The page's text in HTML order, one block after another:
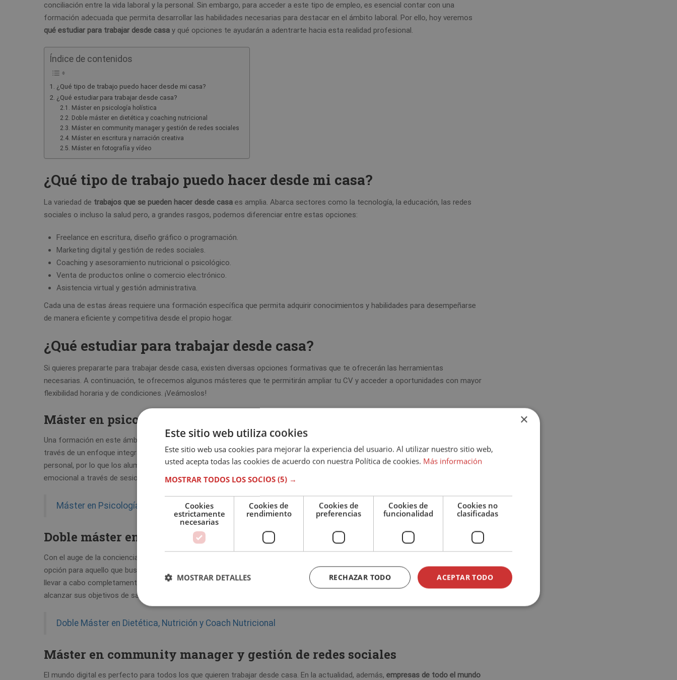
conciliación entre la vida laboral y la personal. Sin embargo, para acceder a este tipo de empleo, es esencial contar con una
formación adecuada que permita desarrollar las habilidades necesarias para destacar en el ámbito laboral. Por ello, hoy veremos
qué estudiar para trabajar desde casa y qué opciones te ayudarán a adentrarte hacia esta realidad profesional.
Índice de contenidos
¿Qué tipo de trabajo puedo hacer desde mi casa?
¿Qué estudiar para trabajar desde casa?
Máster en psicología holística
Doble máster en dietética y coaching nutricional
Máster en community manager y gestión de redes sociales
Máster en escritura y narración creativa
Máster en fotografía y vídeo
¿Qué tipo de trabajo puedo hacer desde mi casa?
La variedad de trabajos que se pueden hacer desde casa es amplia. Abarca sectores como la tecnología, la educación, las redes
sociales o incluso la salud pero, a grandes rasgos, podemos diferenciar entre estas opciones:
Freelance en escritura, diseño gráfico o programación.
Marketing digital y gestión de redes sociales.
Coaching y asesoramiento nutricional o psicológico.
Venta de productos online o comercio electrónico.
Asistencia virtual y gestión administrativa.
Cada una de estas áreas requiere una formación específica que permita adquirir conocimientos y habilidades para desempeñarse
de manera eficiente y competitiva desde el propio hogar.
¿Qué estudiar para trabajar desde casa?
Si quieres prepararte para trabajar desde casa, existen diversas opciones formativas que te ofrecerán las herramientas
necesarias. A continuación, te ofrecemos algunos másteres que te permitirán ampliar tu CV y acceder a oportunidades con mayor
flexibilidad horaria y de condiciones. ¡Veámoslos!
Máster en psicología holística
Una formación en este ámbito es ideal para quienes deseanayudar a las personas a mejorar su bienestar mental y emocional
través de un enfoque integral. Esta formación permite combinar conocimientos de psicología, terapias alternativas y desarrollo
personal, por lo que los alumnos crean un perfil versátil y adaptable que puede ayudar a los demás a mejorar su equilibrio mental y
emocional a través de sesiones online, por ejemplo.
Máster en Psicología Holística
Doble máster en dietética y coaching nutricional
Con el auge de la conciencia sobre la salud y el bienestar, el doble máster en dietética y coaching nutricional es una excelente
opción para aquello que buscan
asesorar a personas sobre su alimentación y estilo de vida. Este tipo de consultoría se puede
llevar a cabo completamente en línea, permitiendo a los profesionales trabajar desde casa mientras ayudan a sus clientes a
alcanzar sus objetivos de salud.
Doble Máster en Dietética, Nutrición y Coach Nutricional
Máster en community manager y gestión de redes sociales
El mundo digital es perfecto para todos los que quieren trabajar desde casa. En la actualidad, además, empresas de todo el mundo
×
Este sitio web utiliza cookies
Este sitio web usa cookies para mejorar la experiencia del usuario. Al utilizar nuestro sitio web,
usted acepta todas las cookies de acuerdo con nuestra Política de cookies. Más información
MOSTRAR TODOS LOS SOCIOS (5) →
Cookies
estrictamente
necesarias
Cookies de
rendimiento
Cookies de
preferencias
Cookies de
funcionalidad
Cookies no
clasificadas
ACEPTAR TODO
RECHAZAR TODO
MOSTRAR DETALLES